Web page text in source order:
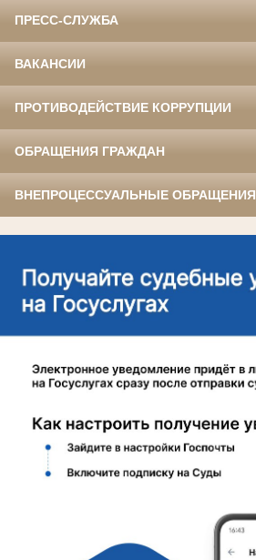
ПРЕСС-СЛУЖБА
ВАКАНСИИ
ПРОТИВОДЕЙСТВИЕ КОРРУПЦИИ
ОБРАЩЕНИЯ ГРАЖДАН
ВНЕПРОЦЕССУАЛЬНЫЕ ОБРАЩЕНИЯ